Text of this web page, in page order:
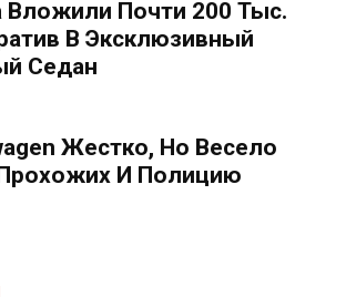
Вложили Почти 200 Тыс.
В Эксклюзивный
Седан
Жестко, Но Весело
И Полицию